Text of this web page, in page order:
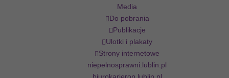
Media
Do pobrania
Publikacje
Ulotki i plakaty
Strony internetowe
niepelnosprawni.lublin.pl